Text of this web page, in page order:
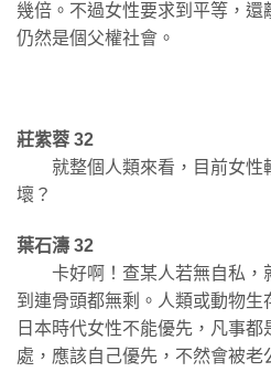
幾倍。不過女性要求到平等，
仍然是個父權社會。
莊紫蓉 32
就整個人類來看，目前女性
壞？
葉石濤 32
卡好啊！查某人若無自私，
到連骨頭都無剩。人類或動物生
日本時代女性不能優先，凡事
處，應該自己優先，不然會被